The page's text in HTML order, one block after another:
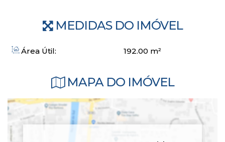
MEDIDAS DO IMÓVEL
Área Útil: 192.00 m²
MAPA DO IMÓVEL